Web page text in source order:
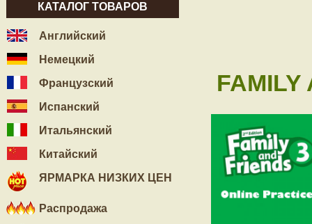
КАТАЛОГ ТОВАРОВ
Английский
Немецкий
Французский
Испанский
Итальянский
Китайский
ЯРМАРКА НИЗКИХ ЦЕН
Распродажа
FAMILY